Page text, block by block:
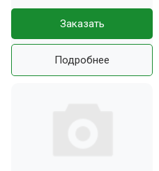
Заказать
Подробнее